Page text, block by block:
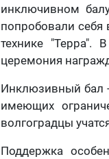
инключивном
попробовали себя
технике "Терра".
церемония
Инклюзивный бал
имеющих
волгоградцы
Поддержка